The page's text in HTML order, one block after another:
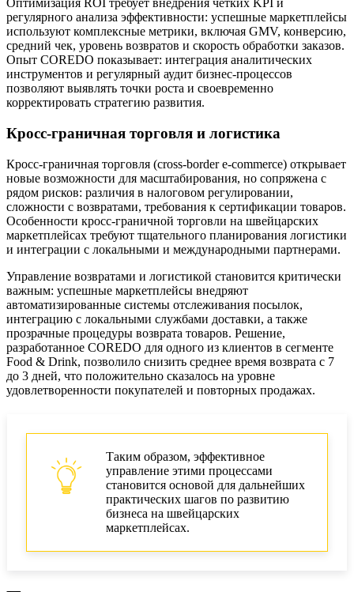
Оптимизация ROI требует внедрения четких KPI и
регулярного анализа эффективности: успешные маркетплейсы
используют комплексные метрики, включая GMV, конверсию,
средний чек, уровень возвратов и скорость обработки заказов.
Опыт COREDO показывает: интеграция аналитических
инструментов и регулярный аудит бизнес-процессов
позволяют выявлять точки роста и своевременно
корректировать стратегию развития.
Кросс-граничная торговля и логистика
Кросс-граничная торговля (cross-border e-commerce) открывает
новые возможности для масштабирования, но сопряжена с
рядом рисков: различия в налоговом регулировании,
сложности с возвратами, требования к сертификации товаров.
Особенности кросс-граничной торговли на швейцарских
маркетплейсах требуют тщательного планирования логистики
и интеграции с локальными и международными партнерами.
Управление возвратами и логистикой становится критически
важным: успешные маркетплейсы внедряют
автоматизированные системы отслеживания посылок,
интеграцию с локальными службами доставки, а также
прозрачные процедуры возврата товаров. Решение,
разработанное COREDO для одного из клиентов в сегменте
Food & Drink, позволило снизить среднее время возврата с 7
до 3 дней, что положительно сказалось на уровне
удовлетворенности покупателей и повторных продажах.
Таким образом, эффективное
управление этими процессами
становится основой для дальнейших
практических шагов по развитию
бизнеса на швейцарских
маркетплейсах.